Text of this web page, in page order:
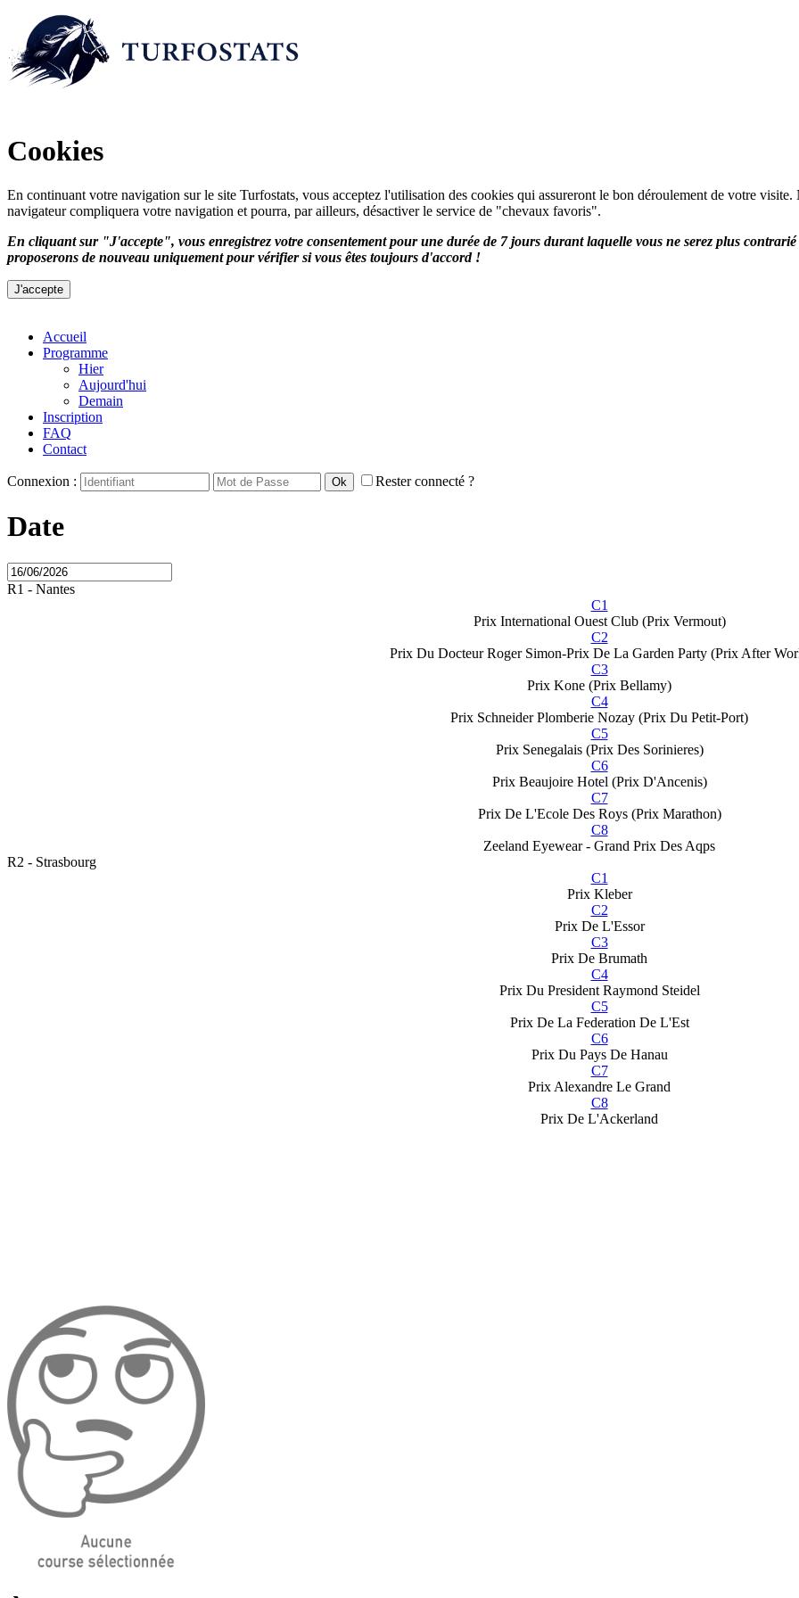
Cookies
En continuant votre navigation sur le site Turfostats, vous acceptez l'utilisation des cookies qui assureront le bon déroulement de votre
navigateur compliquera votre navigation et pourra, par ailleurs, désactiver le service de "chevaux favoris".
En cliquant sur "J'accepte", vous enregistrez votre consentement pour une durée de 7 jours durant laquelle vous ne serez plus
proposerons de nouveau uniquement pour vérifier si vous êtes toujours d'accord !
Accueil
Programme
Hier
Aujourd'hui
Demain
Inscription
FAQ
Contact
Connexion : Rester connecté ?
Date
R1 - Nantes
C1
Prix International Ouest Club (Prix Vermout)
C2
Prix Du Docteur Roger Simon-Prix De La Garden Party (Prix After
C3
Prix Kone (Prix Bellamy)
C4
Prix Schneider Plomberie Nozay (Prix Du Petit-Port)
C5
Prix Senegalais (Prix Des Sorinieres)
C6
Prix Beaujoire Hotel (Prix D'Ancenis)
C7
Prix De L'Ecole Des Roys (Prix Marathon)
C8
Zeeland Eyewear - Grand Prix Des Aqps
R2 - Strasbourg
C1
Prix Kleber
C2
Prix De L'Essor
C3
Prix De Brumath
C4
Prix Du President Raymond Steidel
C5
Prix De La Federation De L'Est
C6
Prix Du Pays De Hanau
C7
Prix Alexandre Le Grand
C8
Prix De L'Ackerland